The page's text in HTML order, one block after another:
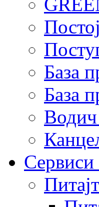
База
База
Водич
Сервиси